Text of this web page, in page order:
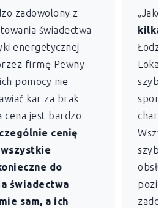
zadowolony z
świadectwa
energetycznej
firmę Pewny
pomocy nie
kar za brak
cena jest bardzo
cenię
do
świadectwa
sam, a ich
„Jako
Łodzi)
Lokal